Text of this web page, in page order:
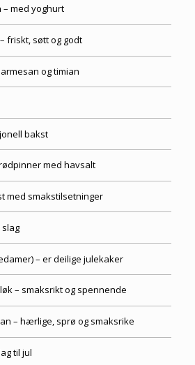
– med yoghurt
friskt, søtt og godt
og timian
bakst
med havsalt
med smakstilsetninger
– er deilige julekaker
– smaksrikt og spennende
– hærlige, sprø og smaksrike
til jul